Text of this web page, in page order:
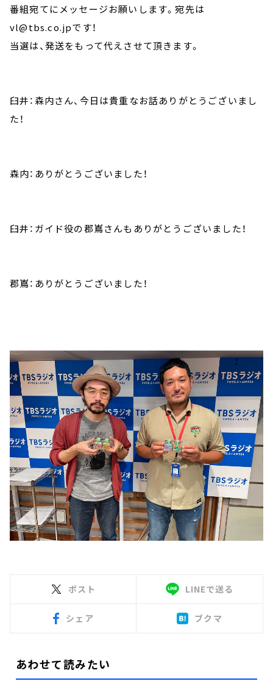
番組宛てにメッセージお願いします。宛先は
vl@tbs.co.jpです！
当選は、発送をもって代えさせて頂きます。
臼井：森内さん、今日は貴重なお話ありがとうございまし
た！
森内：ありがとうございました！
臼井：ガイド役の郡嶌さんもありがとうございました！
郡嶌：ありがとうございました！
ポスト LINEで送る
シェア ブクマ
あわせて読みたい